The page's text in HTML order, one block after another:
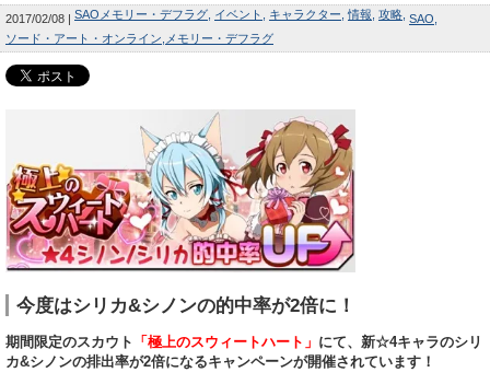
2017/02/08 SAOメモリー・デフラグ イベント キャラクター 情報 攻略 SAO
ソード・アート・オンライン メモリー・デフラグ
今度はシリカ&シノンの的中率が2倍に！
期間限定のスカウト 「極上のスウィートハート」 にて、新☆4キャラのシリ
カ&シノンの排出率が2倍になるキャンペーンが開催されています！